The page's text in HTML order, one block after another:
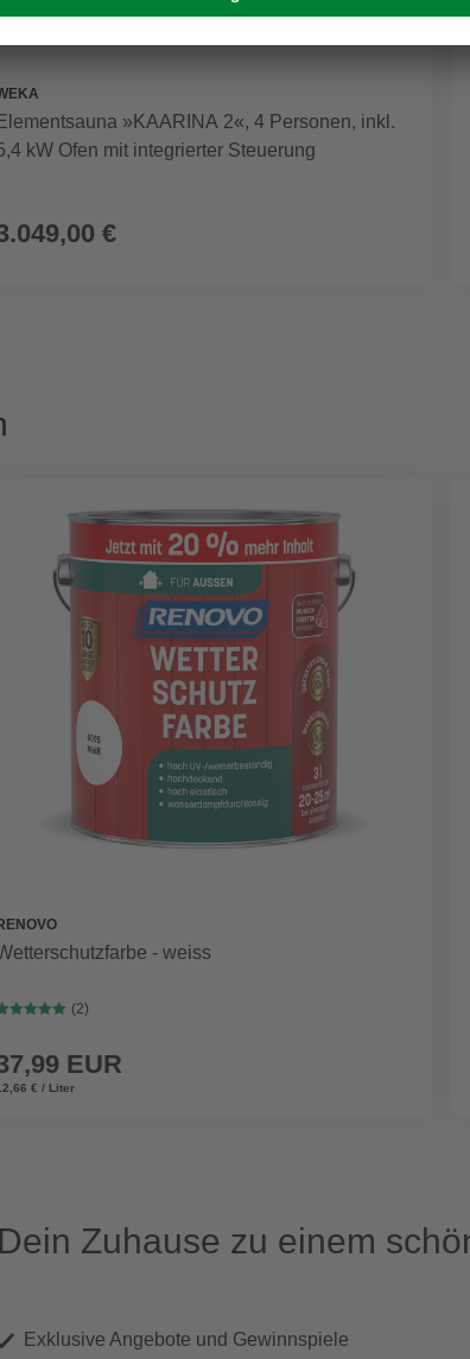
Elementsauna »KAARINA 2«, 4 Personen, inkl.
kW Ofen mit integrierter Steuerung
€
- weiss
(2)
EUR
€ / Liter
Zuhause zu einem
Exklusive Angebote und Gewinnspiele